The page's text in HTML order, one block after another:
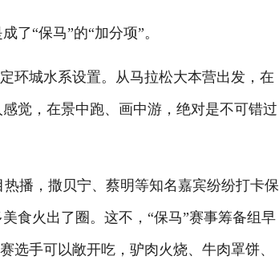
“保马”的“加分项”。
城水系设置。从马拉松大本营出发，在
觉，在景中跑、画中游，绝对是不可错过
播，撒贝宁、蔡明等知名嘉宾纷纷打卡保
食火出了圈。这不，“保马”赛事筹备组早
选手可以敞开吃，驴肉火烧、牛肉罩饼、